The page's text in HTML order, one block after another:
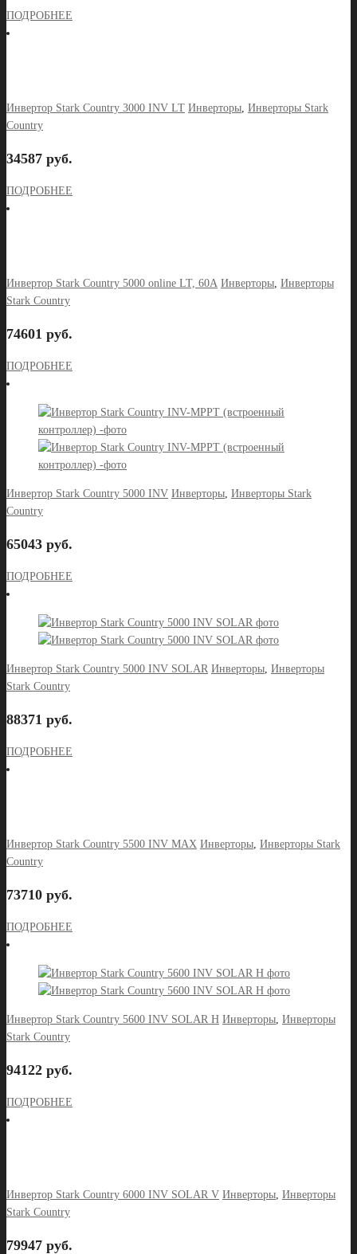
ПОДРОБНЕЕ
Инвертор Stark Country 3000 INV LT Инверторы, Инверторы Stark
Country
34587 руб.
ПОДРОБНЕЕ
Инвертор Stark Country 5000 online LT, 60А Инверторы, Инверторы
Stark Country
74601 руб.
ПОДРОБНЕЕ
Инвертор Stark Country 5000 INV Инверторы, Инверторы Stark
Country
65043 руб.
ПОДРОБНЕЕ
Инвертор Stark Country 5000 INV SOLAR Инверторы, Инверторы
Stark Country
88371 руб.
ПОДРОБНЕЕ
Инвертор Stark Country 5500 INV MAX Инверторы Инверторы Stark
Country
73710 руб.
ПОДРОБНЕЕ
Инвертор Stark Country 5600 INV SOLAR H Инверторы Инверторы
Stark Country
94122 руб.
ПОДРОБНЕЕ
Инвертор Stark Country 6000 INV SOLAR V Инверторы Инверторы
Stark Country
79947 руб.